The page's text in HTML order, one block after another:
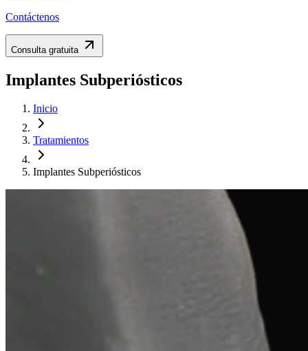
Contáctenos
Consulta gratuita
Implantes Subperiósticos
Inicio
Tratamientos
Implantes Subperiósticos